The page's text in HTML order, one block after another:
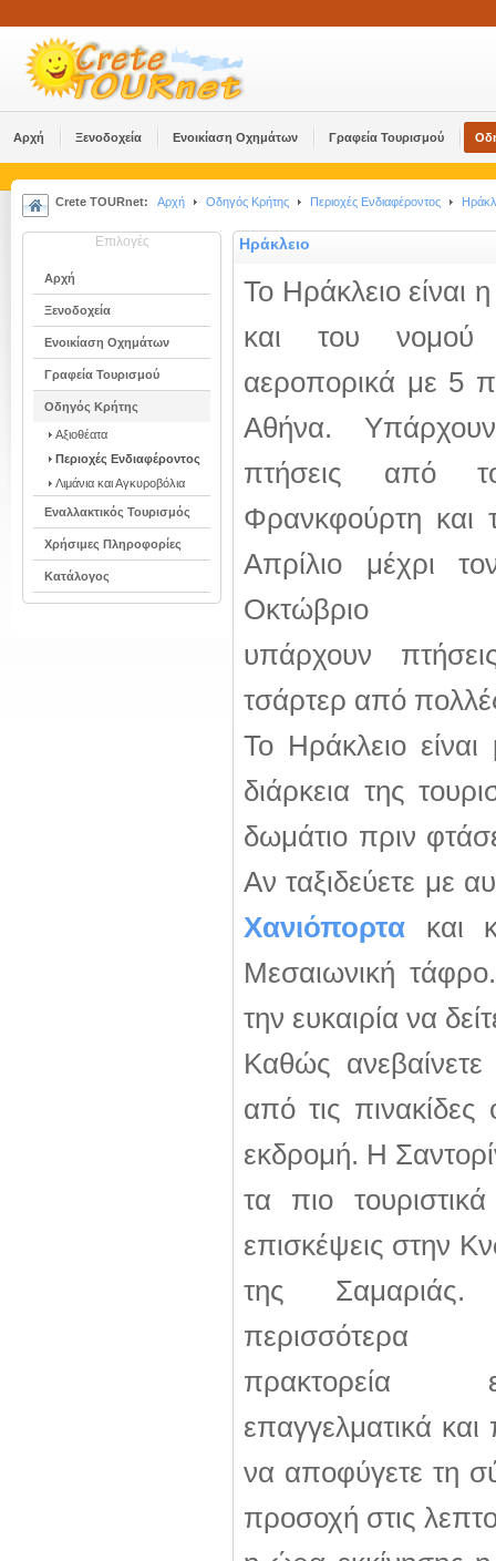
Αρχή Ξενοδοχεία Ενοικίαση Οχημάτων Γραφεία Τουρισμού
Crete TOURnet: Αρχή Οδηγός Κρήτης Περιοχές Ενδιαφέροντος
Επιλογές
Αρχή
Ξενοδοχεία
Ενοικίαση Οχημάτων
Γραφεία Τουρισμού
Οδηγός Κρήτης
Αξιοθέατα
Περιοχές Ενδιαφέροντος
Λιμάνια και Αγκυροβόλια
Εναλλακτικός Τουρισμός
Χρήσιμες Πληροφορίες
Κατάλογος
Ηράκλειο
Το Ηράκλειο είναι
και του νομού
αεροπορικά με 5
Αθήνα.
πτήσεις από
Φρανκφούρτη και
Απρίλιο μέχρι
Οκτώβριο
υπάρχουν
τσάρτερ από
Το Ηράκλειο
διάρκεια της
δωμάτιο πριν
Αν ταξιδεύετε με
Χανιόπορτα και
Μεσαιωνική τάφρο.
την ευκαιρία να
Καθώς
από τις πινακίδες
εκδρομή. Η
τα πιο
επισκέψεις στην
της
περισσότερα
πρακτορεία
επαγγελματικά
να αποφύγετε τη
προσοχή στις